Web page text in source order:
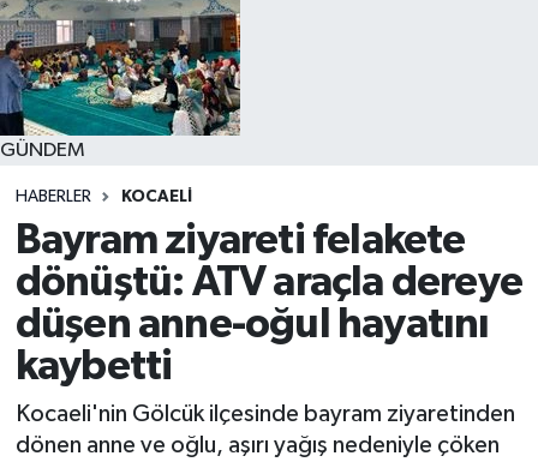
GÜNDEM
HABERLER KOCAELI
Bayram ziyareti felakete
dönüştü: ATV araçla dereye
düşen anne-oğul hayatını
kaybetti
Kocaeli'nin Gölcük ilçesinde bayram ziyaretinden
dönen anne ve oğlu, aşırı yağış nedeniyle çöken